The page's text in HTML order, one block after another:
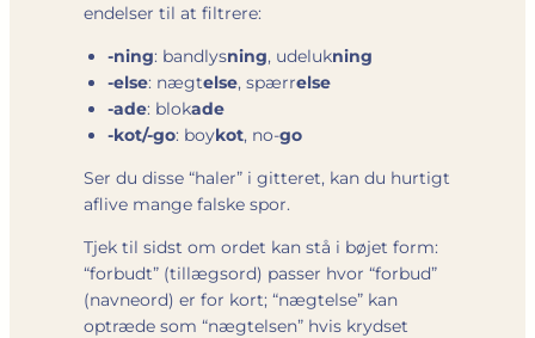
endelser til at filtrere:
-ning: bandlysning, udelukning
-else: nægtelse, spærrelse
-ade: blokade
-kot/-go: boykot, no-go
Ser du disse “haler” i gitteret, kan du hurtigt
aflive mange falske spor.
Tjek til sidst om ordet kan stå i bøjet form:
“forbudt” (tillægsord) passer hvor “forbud”
(navneord) er for kort; “nægtelse” kan
optræde som “nægtelsen” hvis krydset